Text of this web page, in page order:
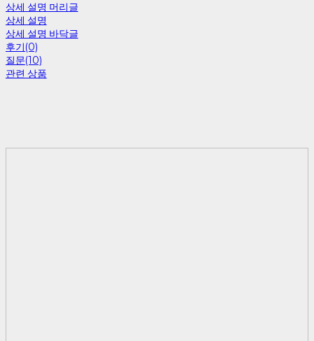
상세 설명 머리글
상세 설명
상세 설명 바닥글
후기(0)
질문(10)
관련 상품